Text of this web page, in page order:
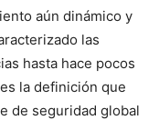
aún dinámico y
las
hasta hace pocos
la definición que
de seguridad global